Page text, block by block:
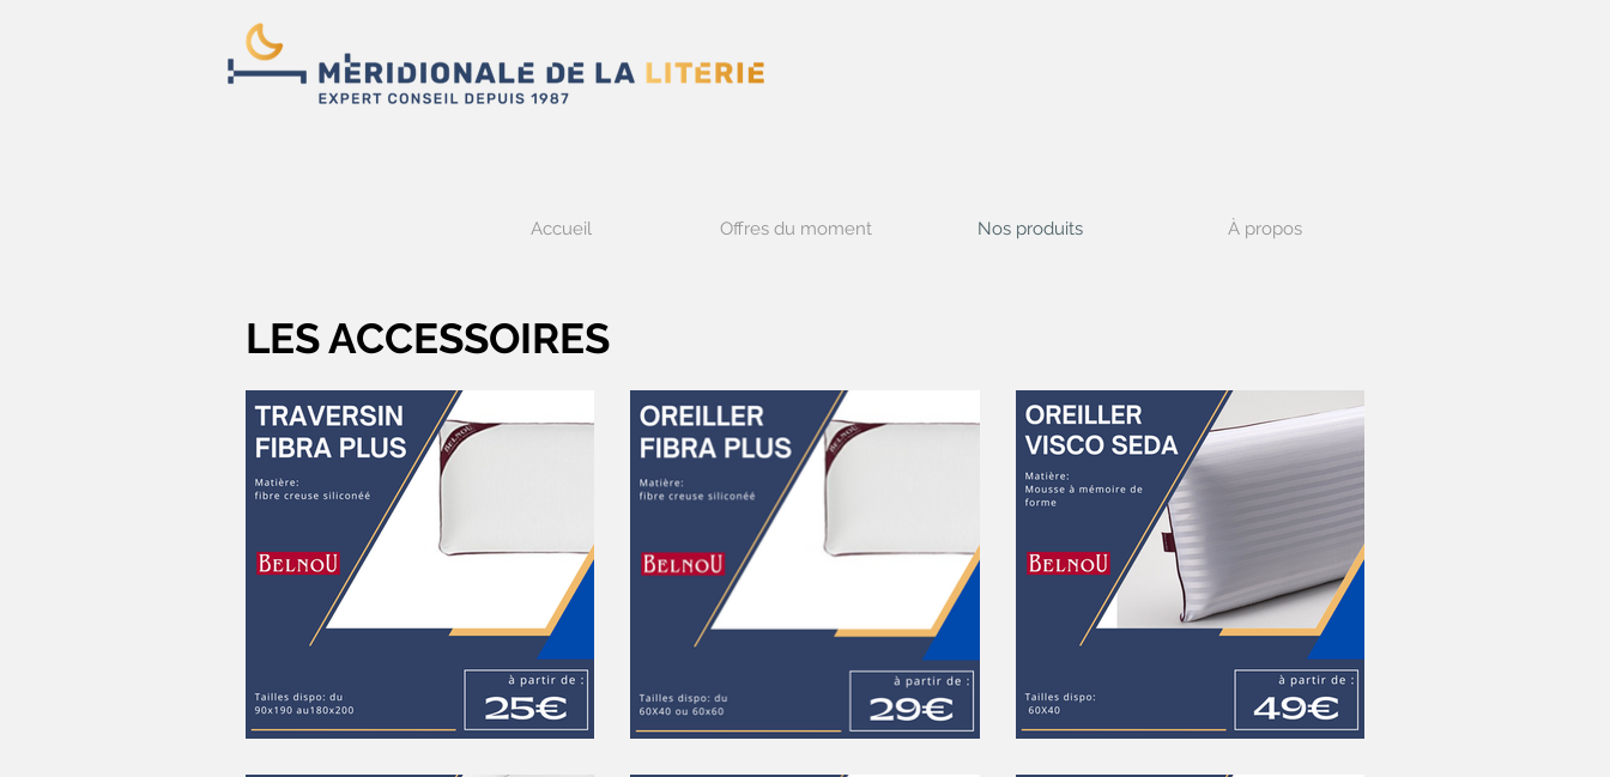
Accueil Offres du moment Nos produits À propos
LES ACCESSOIRES